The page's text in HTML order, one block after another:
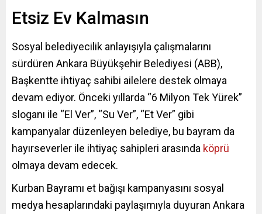
Etsiz Ev Kalmasın
Sosyal belediyecilik anlayışıyla çalışmalarını
sürdüren Ankara Büyükşehir Belediyesi (ABB),
Başkentte ihtiyaç sahibi ailelere destek olmaya
devam ediyor. Önceki yıllarda “6 Milyon Tek Yürek”
sloganı ile “El Ver”, “Su Ver”, “Et Ver” gibi
kampanyalar düzenleyen belediye, bu bayram da
hayırseverler ile ihtiyaç sahipleri arasında köprü
olmaya devam edecek.
Kurban Bayramı et bağışı kampanyasını sosyal
medya hesaplarındaki paylaşımıyla duyuran Ankara